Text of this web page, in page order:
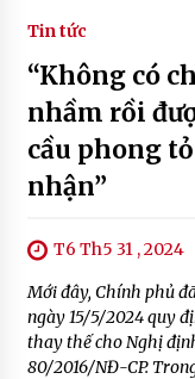
Tin tức
“Không có
nhầm rồi
cầu phong
nhận”
T6 Th5 31 , 2024
Mới đây, Chính phủ
ngày 15/5/2024 quy
thay thế cho Nghị
80/2016/NĐ-CP.